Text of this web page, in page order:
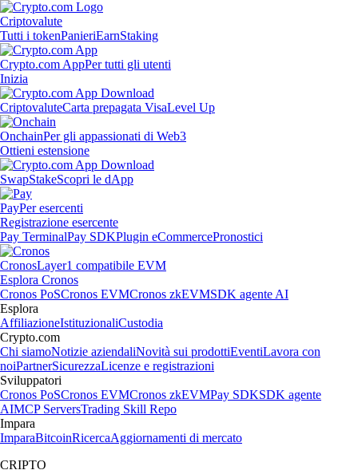
Criptovalute
Tutti i tokenPanieriEarnStaking
Crypto.com AppPer tutti gli utenti
Inizia
CriptovaluteCarta prepagata VisaLevel Up
OnchainPer gli appassionati di Web3
Ottieni estensione
SwapStakeScopri le dApp
PayPer esercenti
Registrazione esercente
Pay TerminalPay SDKPlugin eCommercePronostici
CronosLayer1 compatibile EVM
Esplora Cronos
Cronos PoSCronos EVMCronos zkEVMSDK agente AI
Esplora
AffiliazioneIstituzionaliCustodia
Crypto.com
Chi siamoNotizie aziendaliNovità sui prodottiEventiLavora con
noiPartnerSicurezzaLicenze e registrazioni
Sviluppatori
Cronos PoSCronos EVMCronos zkEVMPay SDKSDK agente
AIMCP ServersTrading Skill Repo
Impara
ImparaBitcoinRicercaAggiornamenti di mercato
CRIPTO